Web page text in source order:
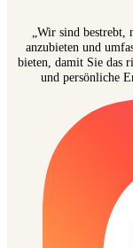
„Wir sind
anzubieten und
bieten, damit Sie das
und persönliche